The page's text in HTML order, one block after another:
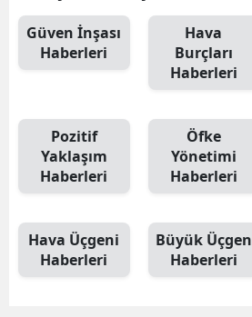
Güven İnşası
Haberleri
Hava
Burçları
Haberleri
Pozitif
Yaklaşım
Haberleri
Öfke
Yönetimi
Haberleri
Hava Üçgeni
Haberleri
Büyük Üçgen
Haberleri